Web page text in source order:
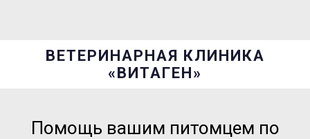
ВЕТЕРИНАРНАЯ КЛИНИКА
«ВИТАГЕН»
Помощь вашим питомцем по